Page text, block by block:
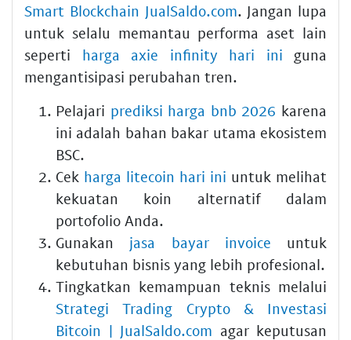
Smart Blockchain JualSaldo.com. Jangan lupa
untuk selalu memantau performa aset lain
seperti harga axie infinity hari ini guna
mengantisipasi perubahan tren.
Pelajari prediksi harga bnb 2026 karena
ini adalah bahan bakar utama ekosistem
BSC.
Cek harga litecoin hari ini untuk melihat
kekuatan koin alternatif dalam
portofolio Anda.
Gunakan jasa bayar invoice untuk
kebutuhan bisnis yang lebih profesional.
Tingkatkan kemampuan teknis melalui
Strategi Trading Crypto & Investasi
Bitcoin | JualSaldo.com agar keputusan